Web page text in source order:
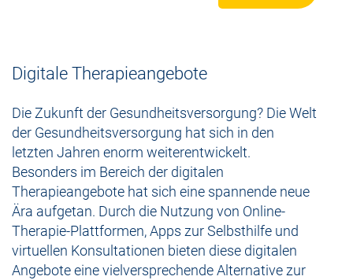
Digitale Therapieangebote
Die Zukunft der Gesundheitsversorgung? Die Welt
der Gesundheitsversorgung hat sich in den
letzten Jahren enorm weiterentwickelt.
Besonders im Bereich der digitalen
Therapieangebote hat sich eine spannende neue
Ära aufgetan. Durch die Nutzung von Online-
Therapie-Plattformen, Apps zur Selbsthilfe und
virtuellen Konsultationen bieten diese digitalen
Angebote eine vielversprechende Alternative zur